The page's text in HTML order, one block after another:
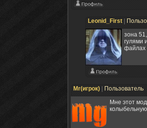
Leonid_First
зона
гулями
файлах
Mr(игрок) Пользователь
Мне этот